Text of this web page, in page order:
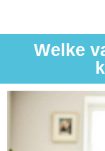
Welke